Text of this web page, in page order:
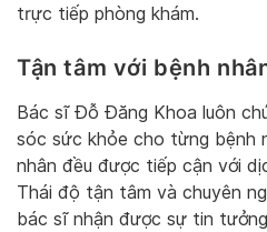
trực tiếp phòng khám.
Tận tâm với bệnh
Bác sĩ Đỗ Đăng Khoa luôn
sóc sức khỏe cho từng bệnh
nhân đều được tiếp cận với
Thái độ tận tâm và chuyên
bác sĩ nhận được sự tin